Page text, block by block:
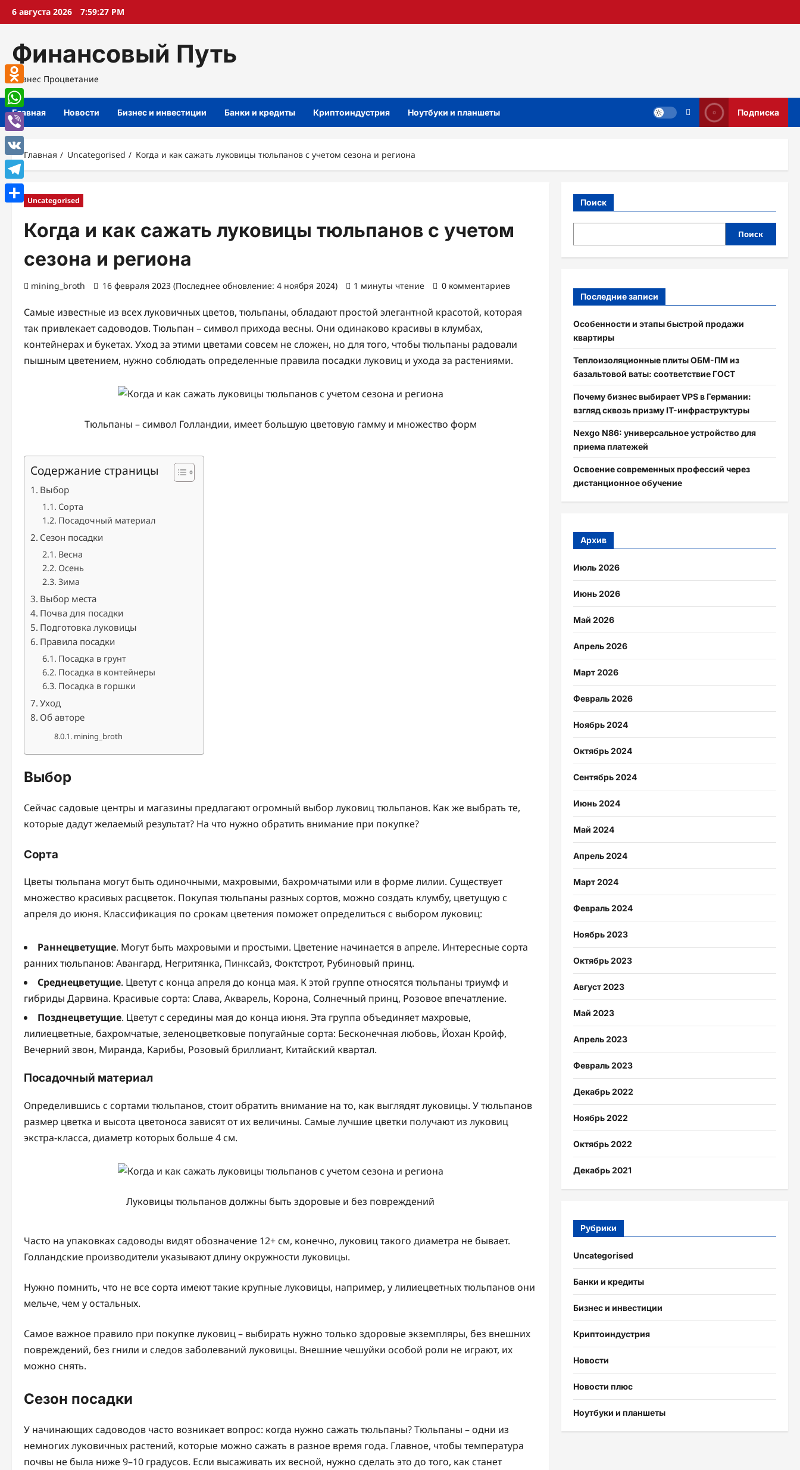
Перейти
6 августа 2026 7:59:28 PM
Финансовый Путь
Бизнес Процветание
Главная Новости Бизнес и инвестиции Банки и кредиты Криптоиндустрия Ноутбуки и планшеты Подписка
Главная Uncategorised Когда и как сажать луковицы тюльпанов с учетом сезона и региона
Uncategorised
Когда и как сажать луковицы тюльпанов с учетом
сезона и региона
mining_broth 16 февраля 2023 (Последнее обновление: 4 ноября 2024) 1 минуты чтение 0 комментариев
Самые известные из всех луковичных цветов, тюльпаны, обладают простой элегантной красотой, которая
так привлекает садоводов. Тюльпан – символ прихода весны. Они одинаково красивы в клумбах,
контейнерах и букетах. Уход за этими цветами совсем не сложен, но для того, чтобы тюльпаны радовали
пышным цветением, нужно соблюдать определенные правила посадки луковиц и ухода за растениями.
Тюльпаны – символ Голландии, имеет большую цветовую гамму и множество форм
Содержание страницы
Выбор
Сорта
Посадочный материал
Сезон посадки
Весна
Осень
Зима
Выбор места
Почва для посадки
Подготовка луковицы
Правила посадки
Посадка в грунт
Посадка в контейнеры
Посадка в горшки
Уход
Об авторе
mining_broth
Выбор
Сейчас садовые центры и магазины предлагают огромный выбор луковиц тюльпанов. Как же выбрать те,
которые дадут желаемый результат? На что нужно обратить внимание при покупке?
Сорта
Цветы тюльпана могут быть одиночными, махровыми, бахромчатыми или в форме лилии. Существует
множество красивых расцветок. Покупая тюльпаны разных сортов, можно создать клумбу, цветущую с
апреля до июня. Классификация по срокам цветения поможет определиться с выбором луковиц:
Раннецветущие. Могут быть махровыми и простыми. Цветение начинается в апреле. Интересные сорта
ранних тюльпанов: Авангард, Негритянка, Пинксайз, Фоктстрот, Рубиновый принц.
Среднецветущие. Цветут с конца апреля до конца мая. К этой группе относятся тюльпаны триумф и
гибриды Дарвина. Красивые сорта: Слава, Акварель, Корона, Солнечный принц, Розовое впечатление.
Позднецветущие. Цветут с середины мая до конца июня. Эта группа объединяет махровые,
лилиецветные, бахромчатые, зеленоцветковые попугайные сорта: Бесконечная любовь, Йохан Кройф,
Вечерний звон, Миранда, Карибы, Розовый бриллиант, Китайский квартал.
Посадочный материал
Определившись с сортами тюльпанов, стоит обратить внимание на то, как выглядят луковицы. У тюльпанов
размер цветка и высота цветоноса зависят от их величины. Самые лучшие цветки получают из луковиц
экстра-класса, диаметр которых больше 4 см.
Луковицы тюльпанов должны быть здоровые и без повреждений
Часто на упаковках садоводы видят обозначение 12+ см, конечно, луковиц такого диаметра не бывает.
Голландские производители указывают длину окружности луковицы.
Нужно помнить, что не все сорта имеют такие крупные луковицы, например, у лилиецветных тюльпанов они
мельче, чем у остальных.
Самое важное правило при покупке луковиц – выбирать нужно только здоровые экземпляры, без внешних
повреждений, без гнили и следов заболеваний луковицы. Внешние чешуйки особой роли не играют, их
можно снять.
Сезон посадки
У начинающих садоводов часто возникает вопрос: когда нужно сажать тюльпаны? Тюльпаны – одни из
немногих луковичных растений, которые можно сажать в разное время года. Главное, чтобы температура
почвы не была ниже 9–10 градусов. Если высаживать их весной, нужно сделать это до того, как станет
Поиск
Поиск
Последние записи
Особенности и этапы быстрой продажи
квартиры
Теплоизоляционные плиты ОБМ-ПМ из
базальтовой ваты: соответствие ГОСТ
Почему бизнес выбирает VPS в Германии:
взгляд сквозь призму IT-инфраструктуры
Nexgo N86: универсальное устройство для
приема платежей
Освоение современных профессий через
дистанционное обучение
Архив
Июль 2026
Июнь 2026
Май 2026
Апрель 2026
Март 2026
Февраль 2026
Ноябрь 2024
Октябрь 2024
Сентябрь 2024
Июнь 2024
Май 2024
Апрель 2024
Март 2024
Февраль 2024
Ноябрь 2023
Октябрь 2023
Август 2023
Май 2023
Апрель 2023
Февраль 2023
Декабрь 2022
Ноябрь 2022
Октябрь 2022
Декабрь 2021
Рубрики
Uncategorised
Банки и кредиты
Бизнес и инвестиции
Криптоиндустрия
Новости
Новости плюс
Ноутбуки и планшеты
Odnoklassniki
WhatsApp
Viber
VK
Telegram